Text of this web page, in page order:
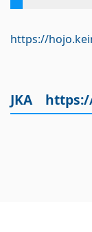
https://
JKA